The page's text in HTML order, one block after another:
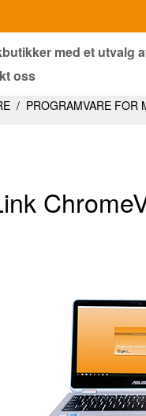
med et utvalg
oss
/ PROGRAMVARE FOR